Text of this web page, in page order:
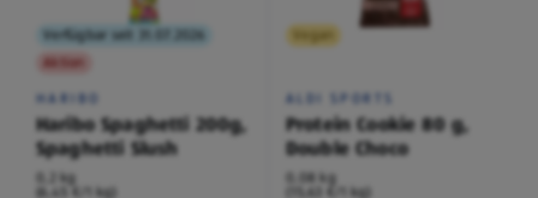
Verfügbar seit 31.07.2026
Aktion
HARIBO
Haribo Spaghetti 200g,
Spaghetti Slush
0,2 kg
(6,45 €/1 kg)
Vegan
ALDI SPORTS
Protein Cookie 80 g,
Double Choco
0,08 kg
(15,63 €/1 kg)